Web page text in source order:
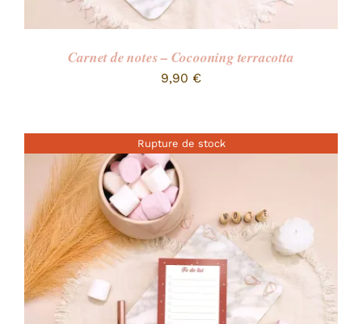
Carnet de notes – Cocooning terracotta
9,90 €
Rupture de stock